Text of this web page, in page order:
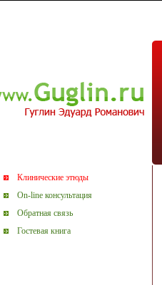
Клинические этюды
On-line консультация
Обратная связь
Гостевая книга